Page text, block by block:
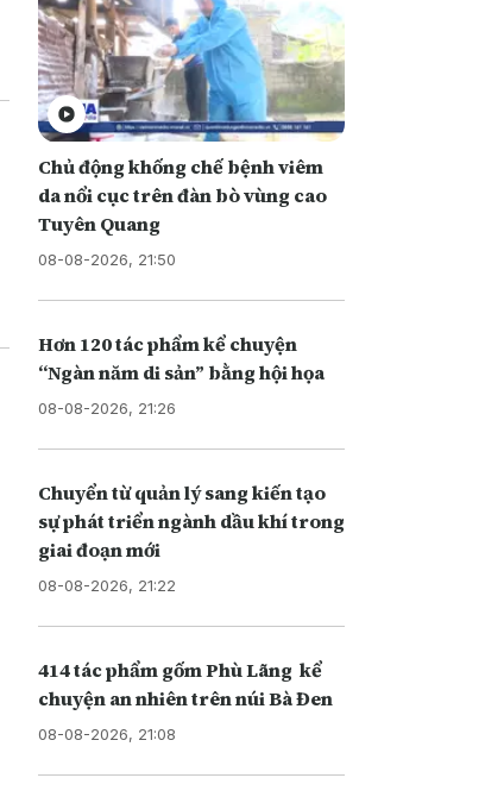
Chủ động khống chế bệnh viêm
da nổi cục trên đàn bò vùng cao
Tuyên Quang
08-08-2026, 21:50
Hơn 120 tác phẩm kể chuyện
“Ngàn năm di sản” bằng hội họa
08-08-2026, 21:26
Chuyển từ quản lý sang kiến tạo
sự phát triển ngành dầu khí trong
giai đoạn mới
08-08-2026, 21:22
414 tác phẩm gốm Phù Lãng kể
chuyện an nhiên trên núi Bà Đen
08-08-2026, 21:08